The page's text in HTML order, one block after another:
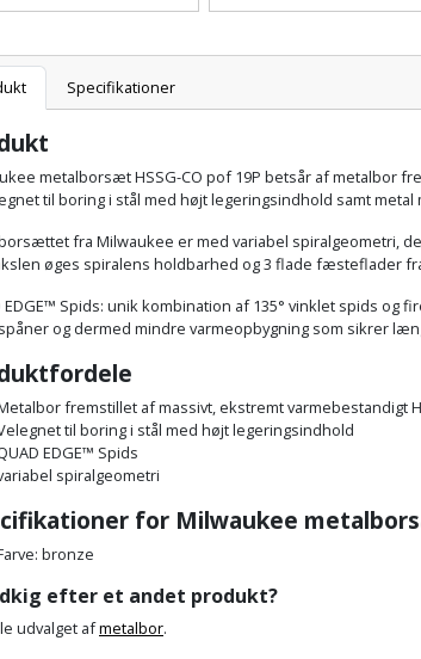
Varenummer
Specifikationer
metalborsætHSSG-CO pof 19P betsår af metalbor
til boring i stål med højt legeringsindhold samt
fra Milwaukee er med variabel spiralgeometri,
øges spiralens holdbarhed og 3 flade fæsteflader
EDGE™ Spids: unik kombination af 135° vinklet spids
og dermed mindre varmeopbygning som sikrer
etalbor fremstillet af massivt, ekstremt varmebestandigt
til boring i stål med højt legeringsindhold
EDGE™ Spids
spiralgeometri
for Milwaukee
bronze
efter et andet produkt?
udvalget afmetalbor.